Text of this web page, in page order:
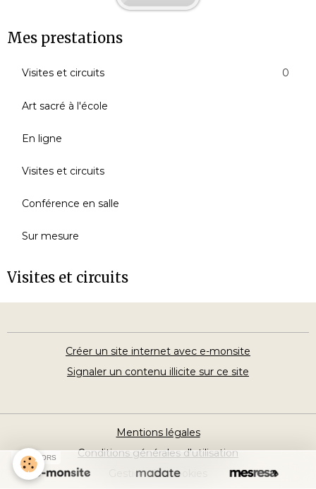
Mes prestations
Visites et circuits 0
Art sacré à l'école
En ligne
Visites et circuits
Conférence en salle
Sur mesure
Visites et circuits
Créer un site internet avec e-monsite
Signaler un contenu illicite sur ce site
Mentions légales
Conditions générales d'utilisation
Gestion des cookies
SPONSORS